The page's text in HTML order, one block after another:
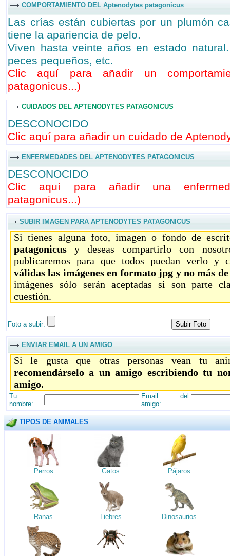
COMPORTAMIENTO DEL Aptenodytes patagonicus
Las crías están cubiertas por un plumón
tiene la apariencia de pelo.
Viven hasta veinte años en estado
peces pequeños, etc.
Clic aquí para añadir un
patagonicus...)
CUIDADOS DEL APTENODYTES PATAGONICUS
DESCONOCIDO
Clic aquí para añadir un cuidado de
ENFERMEDADES DEL APTENODYTES PATAGONICUS
DESCONOCIDO
Clic aquí para añadir una
patagonicus...)
SUBIR IMAGEN PARA APTENODYTES PATAGONICUS
Si tienes alguna foto, imagen o fondo de
patagonicus y deseas compartirlo con
publicaremos para que todos puedan verlo y
válidas las imágenes en formato jpg y no más
imágenes sólo serán aceptadas si son parte
cuestión.
Foto a subir:
ENVIAR EMAIL A UN AMIGO
Si le gusta que otras personas vean tu
recomendárselo a un amigo escribiendo tu
amigo.
Tu
nombre:
Email del
amigo:
TIPOS DE ANIMALES
Perros Gatos Pájaros
Ranas Liebres Dinosaurios